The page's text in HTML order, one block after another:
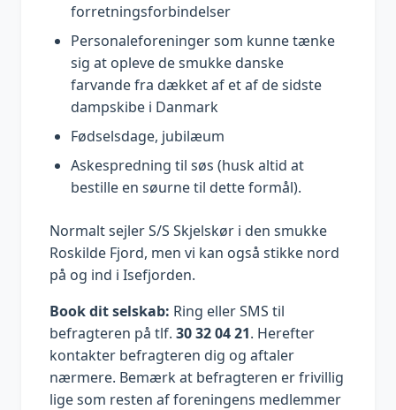
forretningsforbindelser
Personaleforeninger som kunne tænke
sig at opleve de smukke danske
farvande fra dækket af et af de sidste
dampskibe i Danmark
Fødselsdage, jubilæum
Askespredning til søs (husk altid at
bestille en søurne til dette formål).
Normalt sejler S/S Skjelskør i den smukke
Roskilde Fjord, men vi kan også stikke nord
på og ind i Isefjorden.
Book dit selskab: Ring eller SMS til
befragteren på tlf. 30 32 04 21. Herefter
kontakter befragteren dig og aftaler
nærmere. Bemærk at befragteren er frivillig
lige som resten af foreningens medlemmer